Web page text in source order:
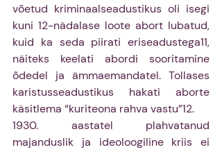
võetud kriminaalseadustikus oli isegi
kuni 12-nädalase loote abort lubatud,
kuid ka seda piirati eriseadustega11,
näiteks keelati abordi sooritamine
õdedel ja ämmaemandatel. Tollases
karistusseadustikus hakati aborte
käsitlema “kuriteona rahva vastu”12.
1930. aastatel plahvatanud
majanduslik ja ideoloogiline kriis ei